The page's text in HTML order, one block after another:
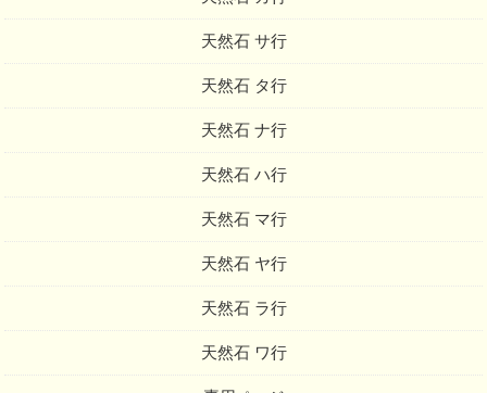
天然石 サ行
天然石 タ行
天然石 ナ行
天然石 ハ行
天然石 マ行
天然石 ヤ行
天然石 ラ行
天然石 ワ行